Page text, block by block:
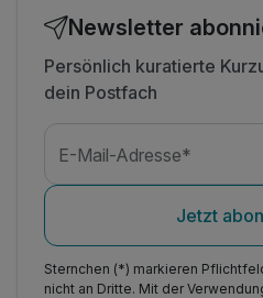
Newsletter
Persönlich kuratierte
dein Postfach
E-Mail-Adresse*
Jetzt
Sternchen (*) markieren
nicht an Dritte. Mit der